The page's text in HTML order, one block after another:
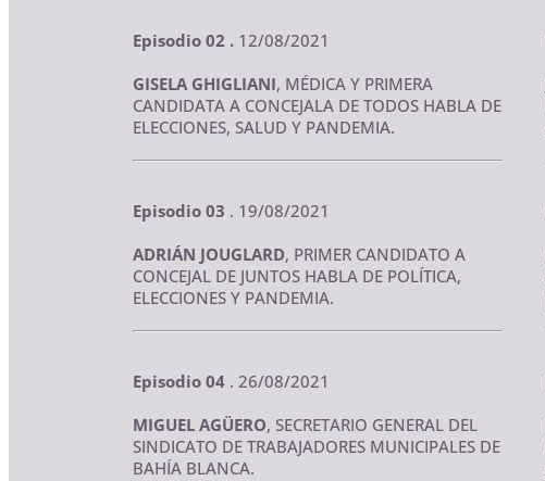
Episodio 02 . 12/08/2021
GISELA GHIGLIANI, MÉDICA Y PRIMERA
CANDIDATA A CONCEJALA DE TODOS HABLA DE
ELECCIONES, SALUD Y PANDEMIA.
Episodio 03 . 19/08/2021
ADRIÁN JOUGLARD, PRIMER CANDIDATO A
CONCEJAL DE JUNTOS HABLA DE POLÍTICA,
ELECCIONES Y PANDEMIA.
Episodio 04 . 26/08/2021
MIGUEL AGÜERO, SECRETARIO GENERAL DEL
SINDICATO DE TRABAJADORES MUNICIPALES DE
BAHÍA BLANCA.